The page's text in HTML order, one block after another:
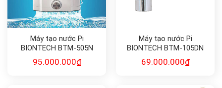
Máy tạo nước Pi
BIONTECH BTM-505N
95.000.000₫
Máy tạo nước Pi
BIONTECH BTM-105DN
69.000.000₫